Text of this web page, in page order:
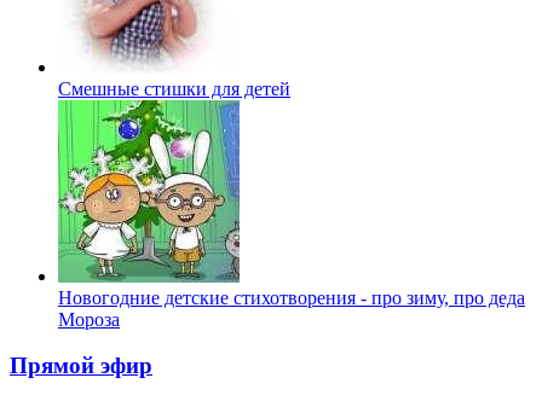
Смешные стишки для детей
Новогодние детские стихотворения - про зиму, про деда
Мороза
Прямой эфир